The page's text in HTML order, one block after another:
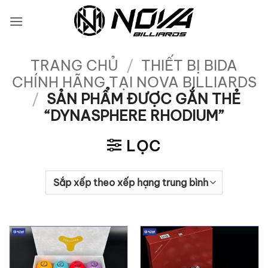
qua
TRANG CHỦ / THIẾT BỊ BIDA
CHÍNH HÃNG TẠI NOVA BILLIARDS
/ SẢN PHẨM ĐƯỢC GẮN THẺ
“DYNASPHERE RHODIUM”
LỌC